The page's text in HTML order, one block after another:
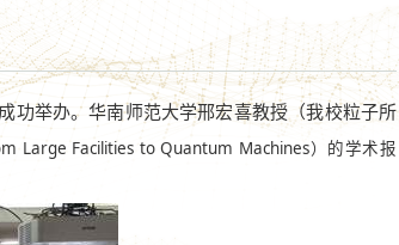
功举办。华南师范大学邢宏喜教授（我校粒子所
Large Facilities to Quantum Machines）的学术报